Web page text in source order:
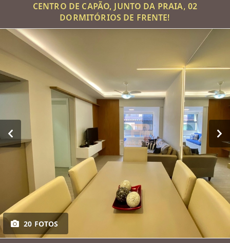
CENTRO DE CAPÃO, JUNTO DA PRAIA, 02
DORMITÓRIOS DE FRENTE!
20 FOTOS